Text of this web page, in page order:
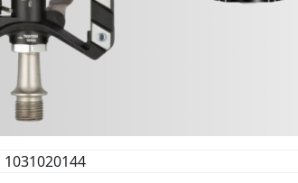
1031020144